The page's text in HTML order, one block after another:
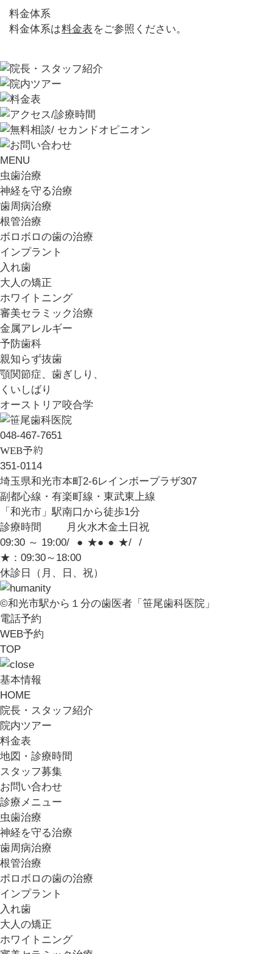
料金体系
料金体系は料金表 をご参照ください。
MENU
虫歯治療
神経を守る治療
歯周病治療
根管治療
ボロボロの歯の治療
インプラント
入れ歯
大人の矯正
ホワイトニング
審美セラミック治療
金属アレルギー
予防歯科
親知らず抜歯
顎関節症、歯ぎしり、
くいしばり
オーストリア咬合学
048-467-7651
WEB予約
351-0114
埼玉県和光市本町2-6レインボープラザ307
副都心線・有楽町線・東武東上線
「和光市」駅南口から徒歩1分
診療時間
月 火水木金土 日 祝
09:30 ～ 19:00/ ● ★● ● ★/
/
★：09:30～18:00
休診日（月、日、祝）
©和光市駅から１分の歯医者「笹尾歯科医院」
電話予約
WEB予約
TOP
基本情報
HOME
院長・スタッフ紹介
院内ツアー
料金表
地図・診療時間
スタッフ募集
お問い合わせ
診療メニュー
虫歯治療
神経を守る治療
歯周病治療
根管治療
ボロボロの歯の治療
インプラント
入れ歯
大人の矯正
ホワイトニング